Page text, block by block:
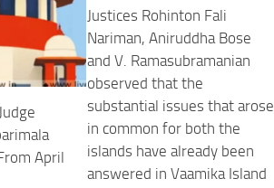
April
Justices Rohinton Fali
Nariman, Aniruddha Bose
and V. Ramasubramanian
observed that the
substantial issues that arose
in common for both the
islands have already been
answered in Vaamika Island